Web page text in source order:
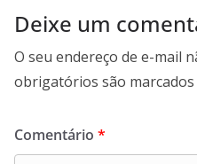
Deixe um
O seu endereço de e-mail
obrigatórios são marcados
Comentário *